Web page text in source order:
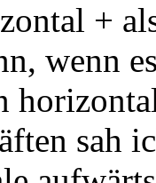
+
wenn
sah